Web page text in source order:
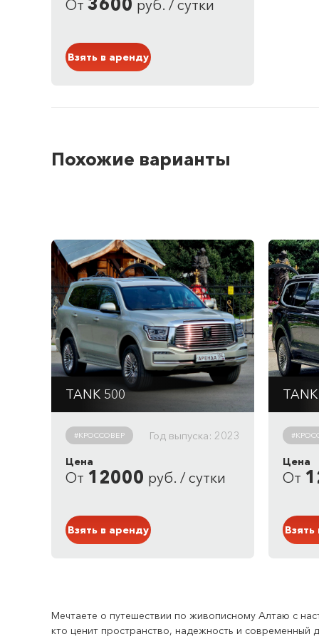
Кузов: Хэтчбек
От руб. / сутки
Взять в аренду
Похожие варианты
TANK 500
2993 см3/ 299 л/с
Привод: полный
Кузов: Внедорожник
#КРОССОВЕР Год выпуска: 2023
Цена
От 12000 руб. / сутки
Взять в аренду
2993
Цена
От
Мечтаете о путешествии по живописному Алтаю с
кто ценит пространство, надежность и современный